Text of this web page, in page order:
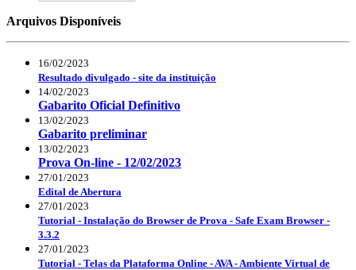
Arquivos Disponíveis
16/02/2023
Resultado divulgado - site da instituição
14/02/2023
Gabarito Oficial Definitivo
13/02/2023
Gabarito preliminar
13/02/2023
Prova On-line - 12/02/2023
27/01/2023
Edital de Abertura
27/01/2023
Tutorial - Instalação do Browser de Prova - Safe Exam Browser -
3.3.2
27/01/2023
Tutorial - Telas da Plataforma Online - AVA - Ambiente Virtual de